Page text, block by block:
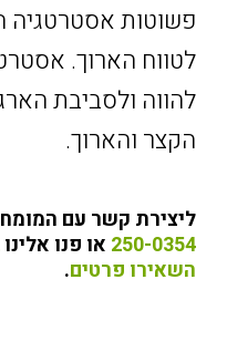
פשוטות אסטרטגיה
לטווח הארוך.
להווה ולסביבת
הקצר ‏והארוך.
ליצירת קשר עם
250-0354 או פנו אלינו
השאירו פרטים.